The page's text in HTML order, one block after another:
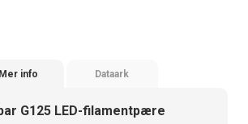
Mer info Dataark
G125 LED-filamentpære